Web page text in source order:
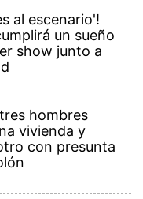
al escenario'!
un sueño
show junto a
hombres
vivienda y
con presunta